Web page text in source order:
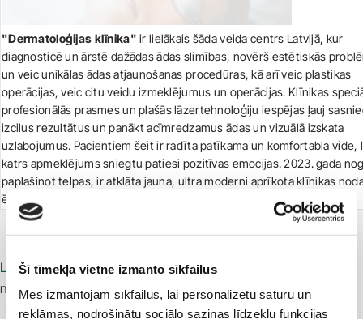
Šī tīmekļa vietne izmanto sīkfailus
Mēs izmantojam sīkfailus, lai personalizētu saturu un
reklāmas, nodrošinātu sociālo saziņas līdzekļu funkcijas
"Dermatoloģijas klīnika" ir lielākais šāda veida centrs Latvijā, kur
diagnosticē un ārstē dažādas ādas slimības, novērš estētiskās
un veic unikālas ādas atjaunošanas procedūras, kā arī veic plastikas
operācijas, veic citu veidu izmeklējumus un operācijas. Klīnikas
profesionālās prasmes un plašās lāzertehnoloģiju iespējas ļauj
izcilus rezultātus un panākt acīmredzamus ādas un vizuālā izskata
uzlabojumus. Pacientiem šeit ir radīta patīkama un komfortabla vide,
katrs apmeklējums sniegtu patiesi pozitīvas emocijas. 2023. gada
paplašinot telpas, ir atklāta jauna, ultra moderni aprīkota klīnikas
ēkas 2. stāvā.
Latvijas veselības tūrisma klastera(LVTK) kvalitātes
novērtēšanas sistēma ietver trīs līmeņus: